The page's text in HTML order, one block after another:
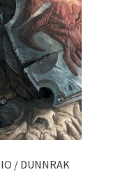
/ DUNNRAK